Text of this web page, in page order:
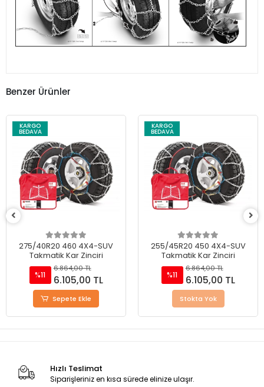
Benzer Ürünler
KARGO
BEDAVA
255/45R20 450 4X4-SUV
Takmatik Kar Zinciri
%11
6.864,00 TL
6.105,00 TL
Stokta Yok
KARGO
BEDAVA
245/45R18 400 4X4-SUV
Takmatik Kar Zinciri
%11
6.864,00 TL
6.105,00 TL
Sepete Ekle
Hızlı Teslimat
Siparişleriniz en kısa sürede elinize ulaşır.